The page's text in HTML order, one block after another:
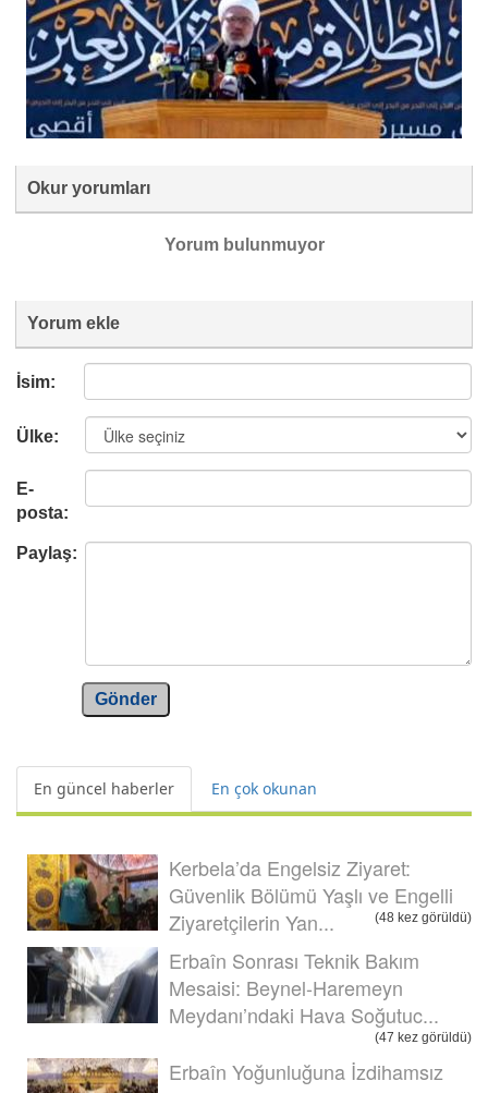
Okur yorumları
Yorum bulunmuyor
Yorum ekle
İsim:
Ülke:
E-
posta:
Paylaş:
Gönder
En güncel haberler En çok okunan
Kerbela’da Engelsiz Ziyaret:
Güvenlik Bölümü Yaşlı ve Engelli
Ziyaretçilerin Yan...
(48 kez görüldü)
Erbaîn Sonrası Teknik Bakım
Mesaisi: Beynel-Haremeyn
Meydanı’ndaki Hava Soğutuc...
(47 kez görüldü)
Erbaîn Yoğunluğuna İzdihamsız